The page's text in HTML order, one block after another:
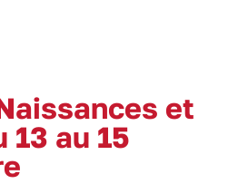
et
13 au 15